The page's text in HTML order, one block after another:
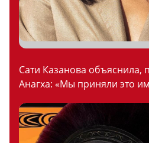
Сати Казанова объяснила,
Анагха: «Мы приняли это